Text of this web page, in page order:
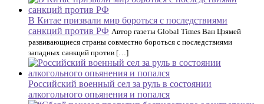
В Китае призвали мир бороться с последствиями
санкций против РФ Автор газеты Global Times Ван Цзямей
развивающиеся страны совместно бороться с последствиями
западных санкций против […]
Российский военный сел за руль в состоянии
алкогольного опьянения и попался